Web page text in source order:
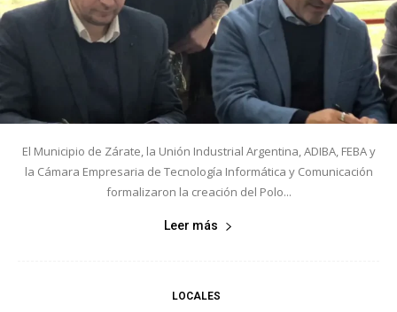
El Municipio de Zárate, la Unión Industrial Argentina, ADIBA, FEBA y
la Cámara Empresaria de Tecnología Informática y Comunicación
formalizaron la creación del Polo...
Leer más
LOCALES